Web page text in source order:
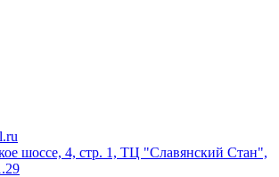
шоссе, 4, стр. 1, ТЦ "Славянский Стан",